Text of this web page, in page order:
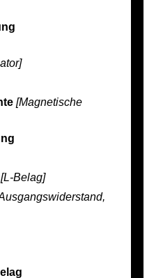
[Magnetische
[L-Belag]